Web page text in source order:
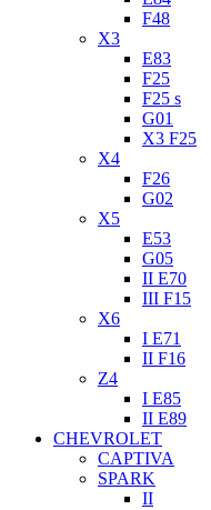
F48
X3
E83
F25
F25 s
G01
X3 F25
X4
F26
G02
X5
E53
G05
II E70
III F15
X6
I E71
II F16
Z4
I E85
II E89
CHEVROLET
CAPTIVA
SPARK
II